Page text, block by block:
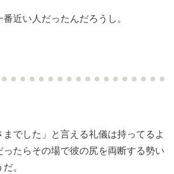
近い人だったんだろうし。
でした」と言える礼儀は持ってるよ
たらその場で彼の尻を両断する勢い
。